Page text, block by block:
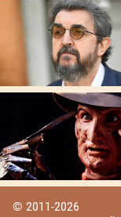
© 2011-2026